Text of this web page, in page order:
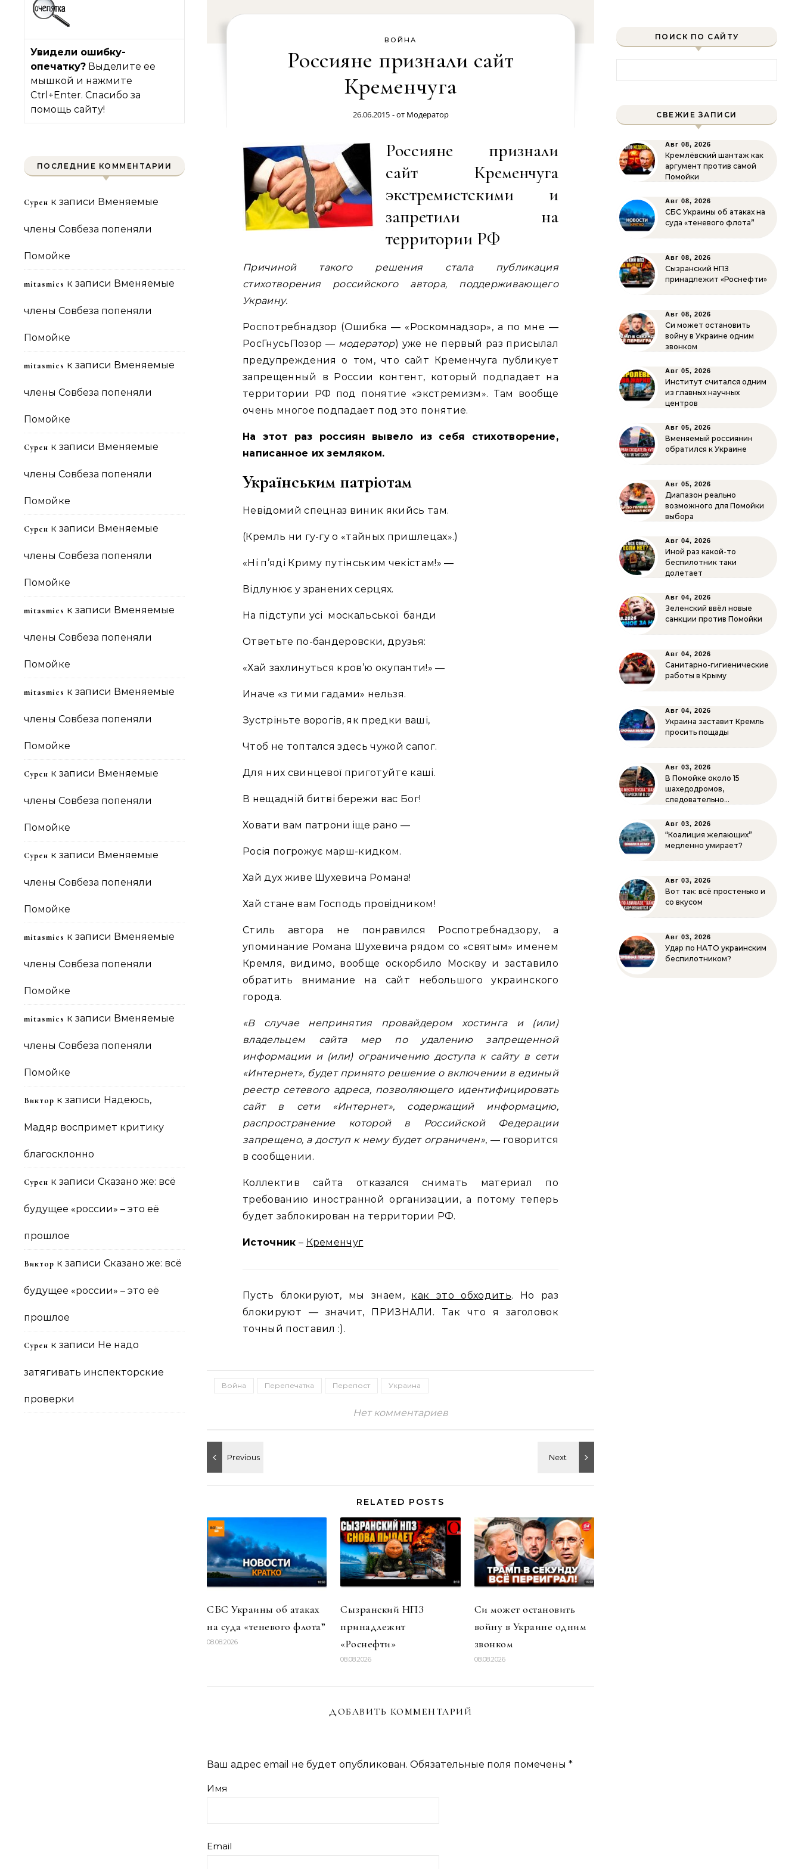
Увидели ошибку-
опечатку? Выделите ее
мышкой и нажмите
Ctrl+Enter. Спасибо за
помощь сайту!
ПОСЛЕДНИЕ КОММЕНТАРИИ
Сурен к записи Вменяемые
члены Совбеза попеняли
Помойке
mitasmies к записи Вменяемые
члены Совбеза попеняли
Помойке
mitasmies к записи Вменяемые
члены Совбеза попеняли
Помойке
Сурен к записи Вменяемые
члены Совбеза попеняли
Помойке
Сурен к записи Вменяемые
члены Совбеза попеняли
Помойке
mitasmies к записи Вменяемые
члены Совбеза попеняли
Помойке
mitasmies к записи Вменяемые
члены Совбеза попеняли
Помойке
Сурен к записи Вменяемые
члены Совбеза попеняли
Помойке
Сурен к записи Вменяемые
члены Совбеза попеняли
Помойке
mitasmies к записи Вменяемые
члены Совбеза попеняли
Помойке
mitasmies к записи Вменяемые
члены Совбеза попеняли
Помойке
Виктор к записи Надеюсь,
Мадяр воспримет критику
благосклонно
Сурен к записи Сказано же: всё
будущее «россии» – это её
прошлое
Виктор к записи Сказано же: всё
будущее «россии» – это её
прошлое
Сурен к записи Не надо
затягивать инспекторские
проверки
ВОЙНА
Россияне признали сайт
Кременчуга
26.06.2015 - от Модератор
Россияне признали
сайт Кременчуга
экстремистскими и
запретили на
территории РФ
Причиной такого решения стала публикация
стихотворения российского автора, поддерживающего
Украину.
Роспотребнадзор (Ошибка — «Роскомнадзор», а по мне —
РосГнусьПозор — модератор) уже не первый раз присылал
предупреждения о том, что сайт Кременчуга публикует
запрещенный в России контент, который подпадает на
территории РФ под понятие «экстремизм». Там вообще
очень многое подпадает под это понятие.
На этот раз россиян вывело из себя стихотворение,
написанное их земляком.
Українським патріотам
Невідомий спецназ виник якийсь там.
(Кремль ни гу-гу о «тайных пришлецах».)
«Ні п’яді Криму путінським чекістам!» —
Відлунює у зранених серцях.
На підступи усі москальської банди
Ответьте по-бандеровски, друзья:
«Хай захлинуться кров’ю окупанти!» —
Иначе «з тими гадами» нельзя.
Зустріньте ворогів, як предки ваші,
Чтоб не топтался здесь чужой сапог.
Для них свинцевої приготуйте каші.
В нещадній битві бережи вас Бог!
Ховати вам патрони iще рано —
Росія погрожує марш-кидком.
Хай дух живе Шухевича Романа!
Хай стане вам Господь провiдником!
Стиль автора не понравился Роспотребнадзору, а
упоминание Романа Шухевича рядом со «святым» именем
Кремля, видимо, вообще оскорбило Москву и заставило
обратить внимание на сайт небольшого украинского
города.
«В случае непринятия провайдером хостинга и (или)
владельцем сайта мер по удалению запрещенной
информации и (или) ограничению доступа к сайту в сети
«Интернет», будет принято решение о включении в единый
реестр сетевого адреса, позволяющего идентифицировать
сайт в сети «Интернет», содержащий информацию,
распространение которой в Российской Федерации
запрещено, а доступ к нему будет ограничен», — говорится
в сообщении.
Коллектив сайта отказался снимать материал по
требованию иностранной организации, а потому теперь
будет заблокирован на территории РФ.
Источник – Кременчуг
Пусть блокируют, мы знаем, как это обходить. Но раз
блокируют — значит, ПРИЗНАЛИ. Так что я заголовок
точный поставил :).
Война Перепечатка Перепост Украина
Нет комментариев
RELATED POSTS
СБС Украины об атаках
на суда «теневого флота”
08.08.2026
Сызранский НПЗ
принадлежит
«Роснефти»
08.08.2026
Си может остановить
войну в Украине одним
звонком
08.08.2026
ДОБАВИТЬ КОММЕНТАРИЙ
Ваш адрес email не будет опубликован. Обязательные поля помечены *
Имя
Email
ПОИСК ПО САЙТУ
СВЕЖИЕ ЗАПИСИ
Авг 08, 2026
Кремлёвский шантаж как
аргумент против самой
Помойки
Авг 08, 2026
СБС Украины об атаках на
суда «теневого флота”
Авг 08, 2026
Сызранский НПЗ
принадлежит «Роснефти»
Авг 08, 2026
Си может остановить
войну в Украине одним
звонком
Авг 05, 2026
Институт считался одним
из главных научных
центров
Авг 05, 2026
Вменяемый россиянин
обратился к Украине
Авг 05, 2026
Диапазон реально
возможного для Помойки
выбора
Авг 04, 2026
Иной раз какой-то
беспилотник таки
долетает
Авг 04, 2026
Зеленский ввёл новые
санкции против Помойки
Авг 04, 2026
Санитарно-гигиенические
работы в Крыму
Авг 04, 2026
Украина заставит Кремль
просить пощады
Авг 03, 2026
В Помойке около 15
шахедодромов,
следовательно…
Авг 03, 2026
“Коалиция желающих”
медленно умирает?
Авг 03, 2026
Вот так: всё простенько и
со вкусом
Авг 03, 2026
Удар по НАТО украинским
беспилотником?